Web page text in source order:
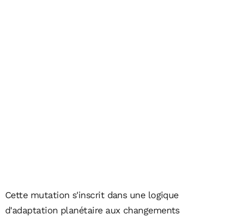
Cette mutation s'inscrit dans une logique
d'adaptation planétaire aux changements